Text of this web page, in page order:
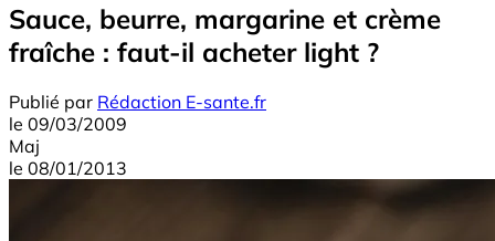
Sauce, beurre, margarine et crème
fraîche : faut-il acheter light ?
Publié par Rédaction E-sante.fr
le 09/03/2009
Maj
le 08/01/2013